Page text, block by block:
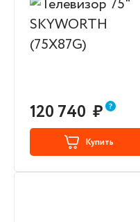
120 740 ₽
Купить